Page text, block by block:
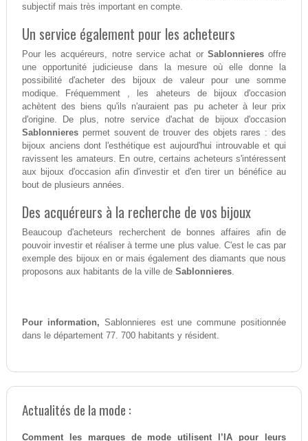
subjectif mais très important en compte.
Un service également pour les acheteurs
Pour les acquéreurs, notre service achat or Sablonnieresoffre
une opportunité judicieuse dans la mesure où elle donne la
possibilité d'acheter des bijoux de valeur pour une somme
modique. Fréquemment , les aheteurs de bijoux d'occasion
achètent des biens qu'ils n'auraient pas pu acheter à leur prix
d'origine. De plus, notre service d'achat de bijoux d'occasion
Sablonnierespermet souvent de trouver des objets rares : des
bijoux anciens dont l'esthétique est aujourd'hui introuvable et qui
ravissent les amateurs. En outre, certains acheteurs s'intéressent
aux bijoux d'occasion afin d'investir et d'en tirer un bénéfice au
bout de plusieurs années.
Des acquéreurs à la recherche de vos bijoux
Beaucoup d'acheteurs recherchent de bonnes affaires afin de
pouvoir investir et réaliser à terme une plus value. C'est le cas par
exemple des bijoux en or mais également des diamants que nous
proposons aux habitants de la ville de Sablonnieres.
Pour information, Sablonnieres est une commune positionnée
dans le département 77. 700 habitants y résident.
Actualités de la mode :
Comment les marques de mode utilisent l’IA pour leurs